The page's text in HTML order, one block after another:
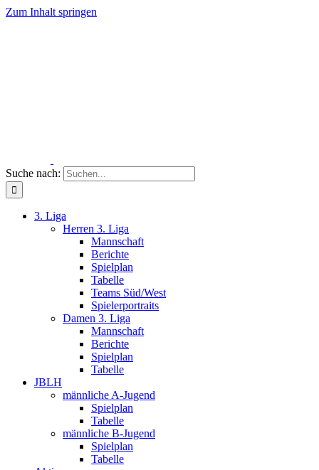
Zum Inhalt springen
Suche nach:
3. Liga
Herren 3. Liga
Mannschaft
Berichte
Spielplan
Tabelle
Teams Süd/West
Spielerportraits
Damen 3. Liga
Mannschaft
Berichte
Spielplan
Tabelle
JBLH
männliche A-Jugend
Spielplan
Tabelle
männliche B-Jugend
Spielplan
Tabelle